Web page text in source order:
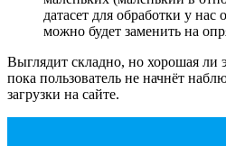
датасет для обработки у
можно будет заменить на
Выглядит складно, но хорошая ли
пока пользователь не начнёт
загрузки на сайте.